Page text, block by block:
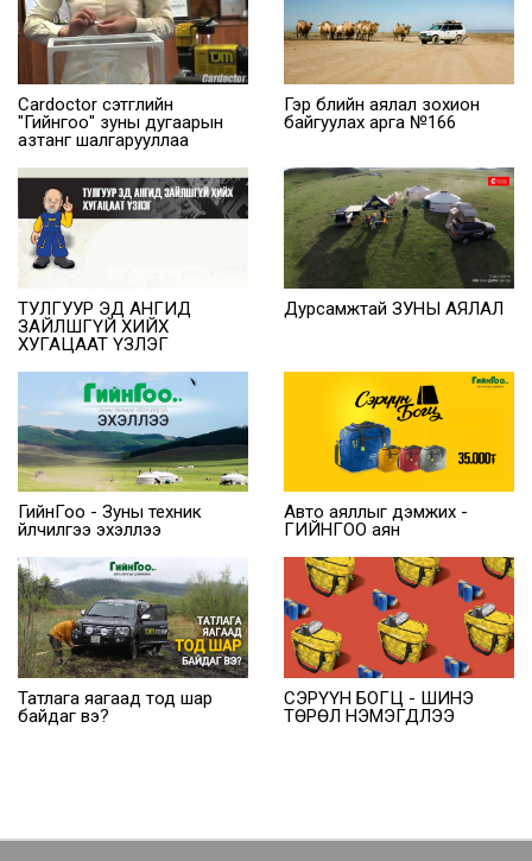
Cardoctor сэтгүүлийн
"Гийнгоо" зуны дугаарын
азтанг шалгарууллаа
Гэр бүлийн аялал зохион
байгуулах арга №166
ТУЛГУУР ЭД АНГИД
ЗАЙЛШГҮЙ ХИЙХ
ХУГАЦААТ ҮЗЛЭГ
Дурсамжтай ЗУНЫ АЯЛАЛ
ГийнГоо - Зуны техник
үйлчилгээ эхэллээ
Авто аяллыг дэмжих -
ГИЙНГОО аян
Татлага яагаад тод шар
байдаг вэ?
СЭРҮҮН БОГЦ - ШИНЭ
ТӨРӨЛ НЭМЭГДЛЭЭ